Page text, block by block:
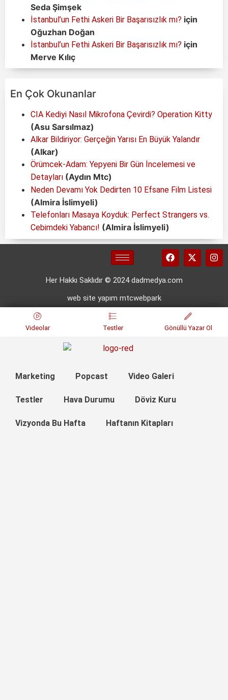
Seda Şimşek
İstanbul’un Fethi Askeri Bir Başarısızlık mı? için
Oğuzhan Doğan
İstanbul’un Fethi Askeri Bir Başarısızlık mı? için
Merve Kılıç
En Çok Okunanlar
CIA Kediyi Nasıl Mikrofona Çevirdi? Operation Kitty
(Asu Sarsılmaz)
Alkar Bildiriyor: Gerçeğin Yarısı En Büyük Yalandır
(Alkar)
Örümcek-Adam: Yepyeni Bir Gün İncelemesi ve
Detayları (Aydın Mtc)
Neden Devamı Yok Dedirten 10 Efsane Film Listesi
(Almira İslimyeli)
Telefonları Masaya Koyduk: Perfect Strangers vs.
Cebimdeki Yabancı! (Almira İslimyeli)
Her Hakkı Saklıdır © 2024 dadmedya.com
web site yapım mtcwebpark
Videolar Testler Gönüllü Yazar Ol
Marketing Popcast Video Galeri
Testler Hava Durumu Döviz Kuru
Vizyonda Bu Hafta Haftanın Kitapları